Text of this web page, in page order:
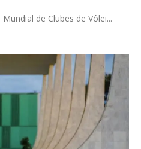
de Clubes de Vôlei...